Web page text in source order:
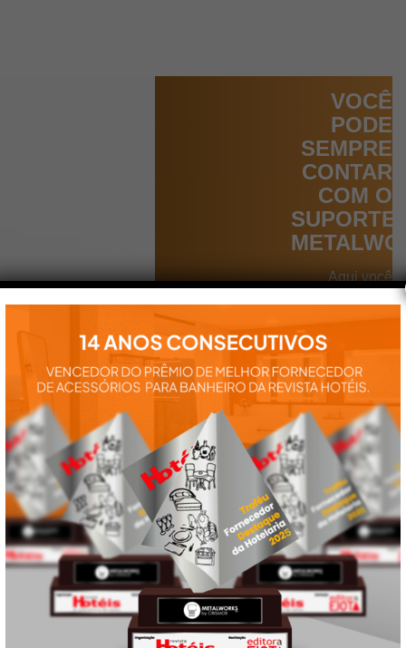
VOCÊ
PODE
SEMPRE
CONTAR
COM O
SUPORTE
Aqui você
encontra tudo
para a
utilização de
produtos:
manuais,
vídeos,
catálogos e
tudo mais que
precisa.
VEJA
TAMBÉM